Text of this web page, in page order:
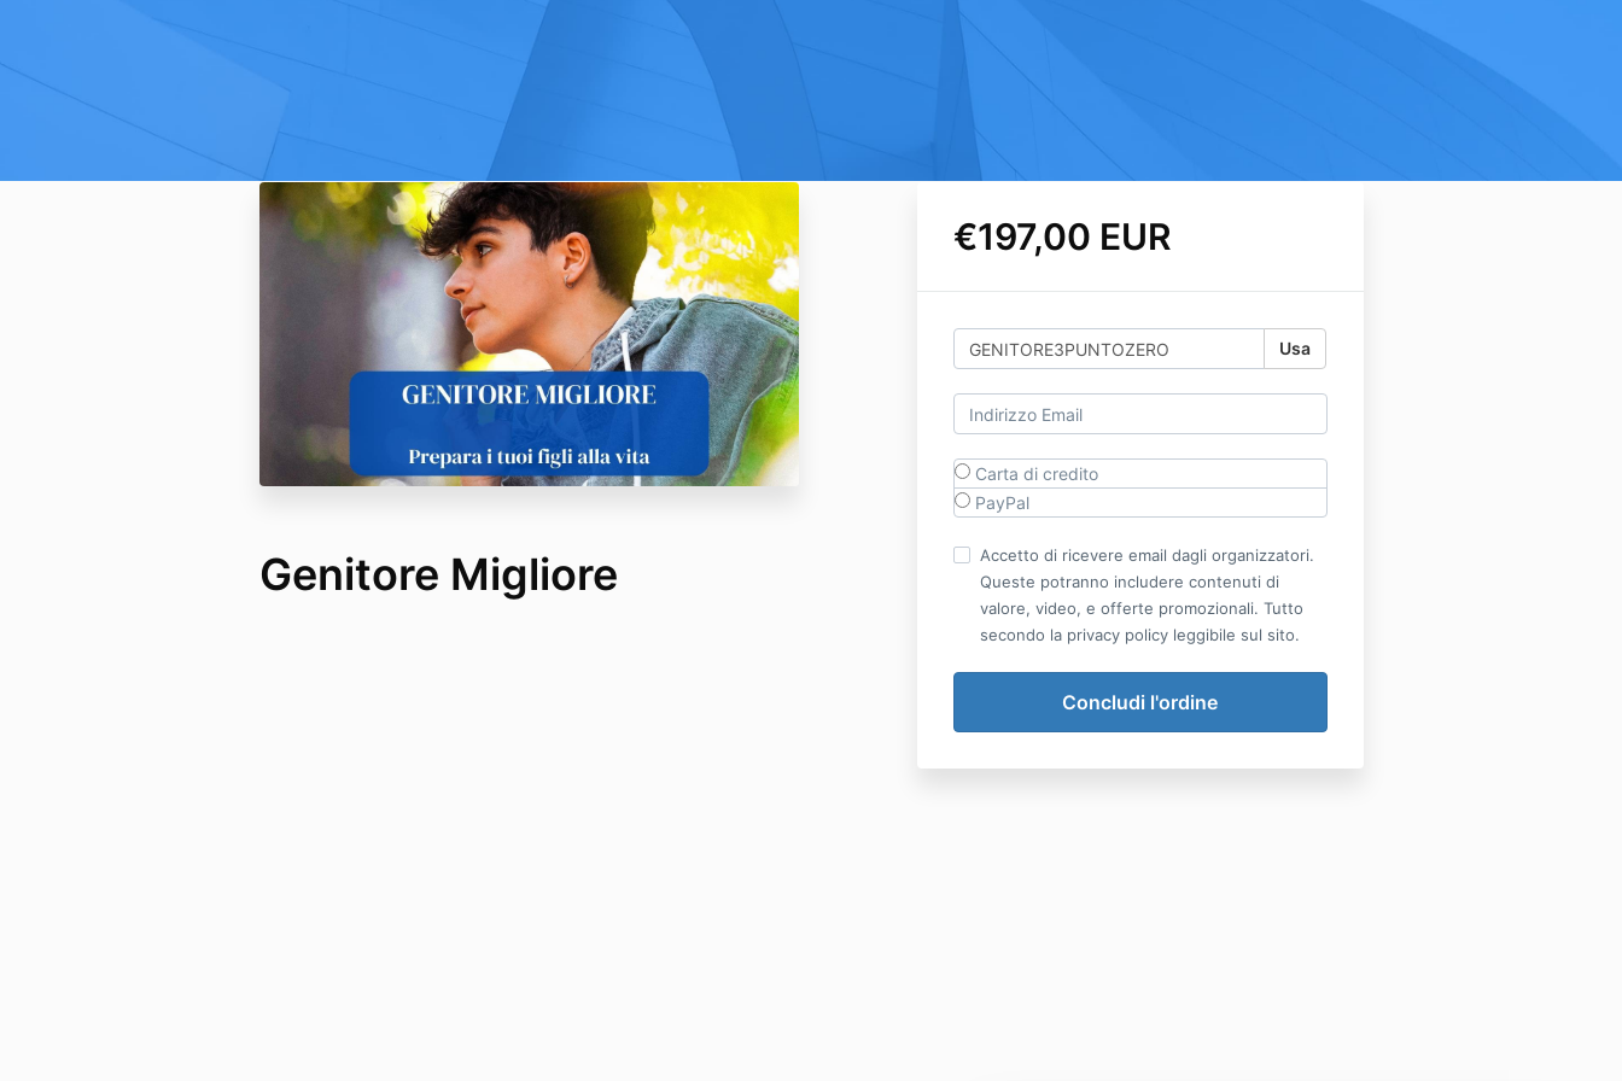
€197,00 EUR
Usa
Carta di credito
PayPal
Accetto di ricevere email dagli organizzatori.
Queste potranno includere contenuti di
valore, video, e offerte promozionali. Tutto
secondo la privacy policy leggibile sul sito.
Genitore Migliore